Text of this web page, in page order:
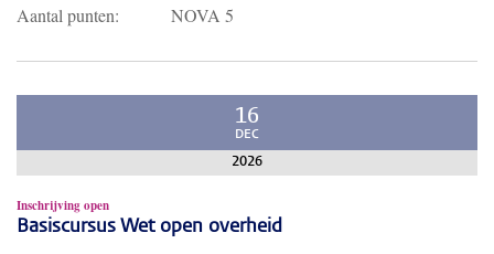
Aantal punten:
NOVA 5
16
DEC
2026
Inschrijving open
Basiscursus Wet open overheid